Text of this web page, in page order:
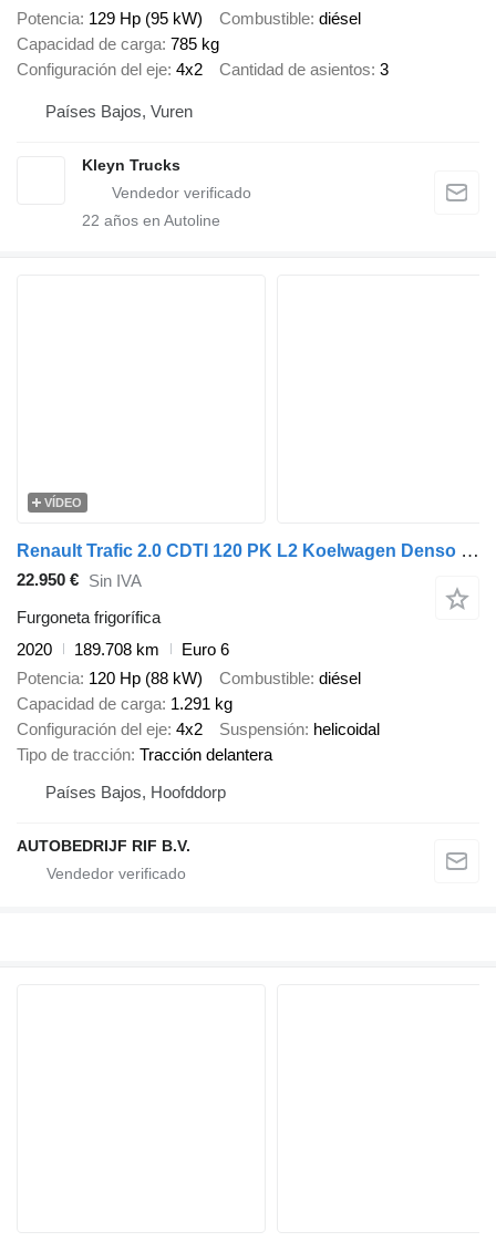
Potencia 129 Hp (95 kW) Combustible diésel
Capacidad de carga 785 kg
Configuración del eje 4x2 Cantidad de asientos 3
Países Bajos, Vuren
Kleyn Trucks
22 años en Autoline
VÍDEO
Renault Trafic 2.0 CDTI 120 PK L2 Koelwagen Denso -7 'C Euro 6
22.950 € Sin IVA
Furgoneta frigorífica
2020
189.708 km
Euro 6
Potencia 120 Hp (88 kW) Combustible diésel
Capacidad de carga 1.291 kg
Configuración del eje 4x2 Suspensión helicoidal
Tipo de tracción Tracción delantera
Países Bajos, Hoofddorp
AUTOBEDRIJF RIF B.V.